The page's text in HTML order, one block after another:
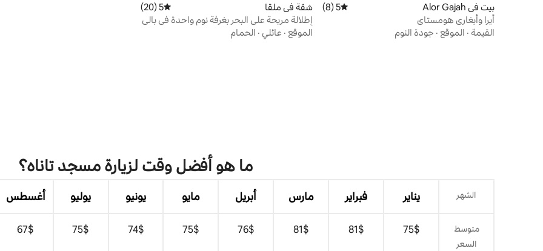
بيت في Alor Gajah متوسط التقييم 5 من 5، 8 مراجعات
5 (8)
أيرا وأبغاري هومستاي
القيمة · الموقع · جودة النوم
شقة في ملقا متوسط التقييم 5 من 5، 20 مراجعات
5 (20)
إطلالة مريحة على البحر بغرفة نوم واحدة في بالي
ريزيدنس (الطابق 29)
الموقع · عائلي · الحمام
ما هو أفضل وقت لزيارة مسجد تاناه؟
الشهر يناير فبراير مارس أبريل مايو يونيو يوليو أغسطس
متوسط
السعر
$‏75
$‏81
$‏81
$‏76
$‏75
$‏74
$‏75
$‏67